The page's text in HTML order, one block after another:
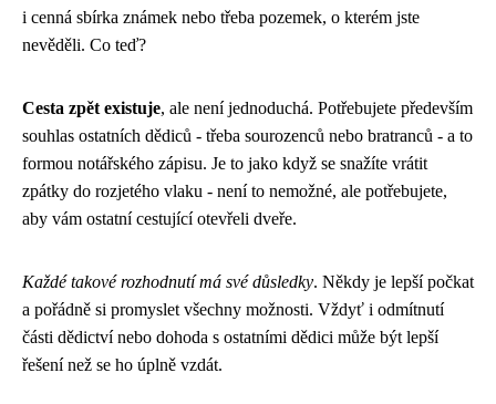
i cenná sbírka známek nebo třeba pozemek, o kterém jste
nevěděli. Co teď?
Cesta zpět existuje, ale není jednoduchá. Potřebujete především
souhlas ostatních dědiců - třeba sourozenců nebo bratranců - a to
formou notářského zápisu. Je to jako když se snažíte vrátit
zpátky do rozjetého vlaku - není to nemožné, ale potřebujete,
aby vám ostatní cestující otevřeli dveře.
Každé takové rozhodnutí má své důsledky. Někdy je lepší počkat
a pořádně si promyslet všechny možnosti. Vždyť i odmítnutí
části dědictví nebo dohoda s ostatními dědici může být lepší
řešení než se ho úplně vzdát.